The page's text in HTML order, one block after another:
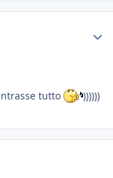
tutto
))))))